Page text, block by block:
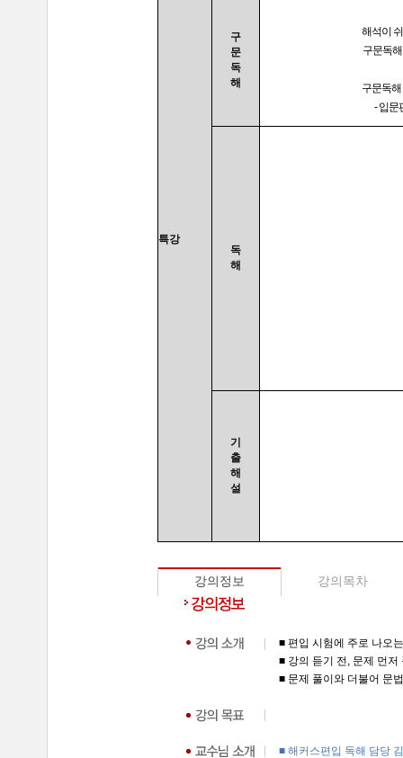
특강
구
문
독
해
해석이
구문독
구문독
- 입
독
해
기
출
해
설
강의정보 강의목차
■ 편입 시험에 주로 나오
■ 강의 듣기 전, 문제 먼
■ 문제 풀이와 더불어 문
■ 해커스편입 독해 담당